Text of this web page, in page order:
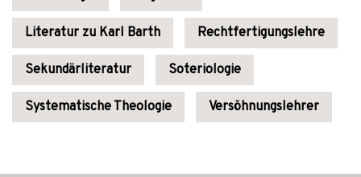
Literatur zu Karl Barth Rechtfertigungslehre
Sekundärliteratur Soteriologie
Systematische Theologie Versöhnungslehrer